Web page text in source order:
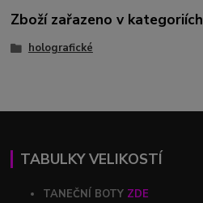
Zboží zařazeno v kategoriích
holografické
TABULKY VELIKOSTÍ
TANEČNÍ BOTY ZDE